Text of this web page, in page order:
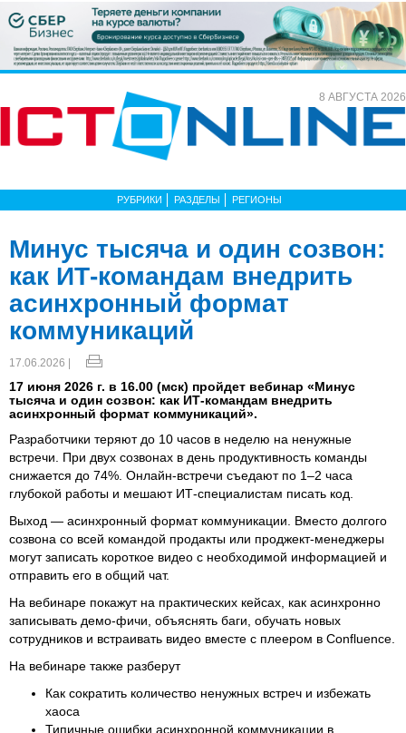
8 АВГУСТА 2026
РУБРИКИ РАЗДЕЛЫ РЕГИОНЫ
Минус тысяча и один созвон:
как ИТ-командам внедрить
асинхронный формат
коммуникаций
17.06.2026 |
17 июня 2026 г. в 16.00 (мск) пройдет вебинар «Минус
тысяча и один созвон: как ИТ-командам внедрить
асинхронный формат коммуникаций».
Разработчики теряют до 10 часов в неделю на ненужные
встречи. При двух созвонах в день продуктивность команды
снижается до 74%. Онлайн‑встречи съедают по 1–2 часа
глубокой работы и мешают ИТ‑специалистам писать код.
Выход — асинхронный формат коммуникации. Вместо долгого
созвона со всей командой продакты или проджект-менеджеры
могут записать короткое видео с необходимой информацией и
отправить его в общий чат.
На вебинаре покажут на практических кейсах, как асинхронно
записывать демо-фичи, объяснять баги, обучать новых
сотрудников и встраивать видео вместе с плеером в Confluence.
На вебинаре также разберут
Как сократить количество ненужных встреч и избежать
хаоса
Типичные ошибки асинхронной коммуникации в